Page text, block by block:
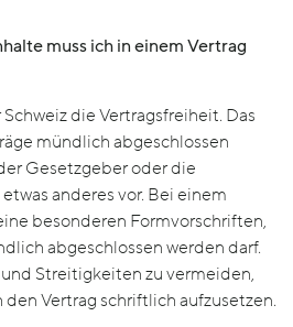
muss ich in einem Vertrag
die Vertragsfreiheit. Das
mündlich abgeschlossen
Gesetzgeber oder die
anderes vor. Bei einem
besonderen Formvorschriften,
abgeschlossen werden darf.
Streitigkeiten zu vermeiden,
Vertrag schriftlich aufzusetzen.